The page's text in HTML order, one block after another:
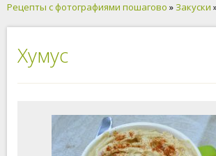
Рецепты с фотографиями пошагово » Закуски
Хумус